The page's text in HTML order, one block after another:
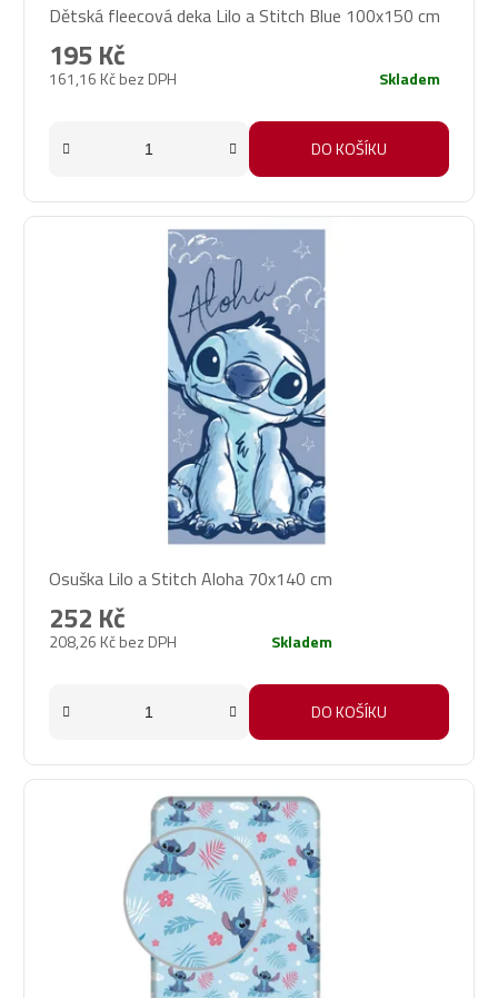
Dětská fleecová deka Lilo a Stitch Blue 100x150 cm
161,16 Kč bez DPH
195 Kč
Skladem
DO KOŠÍKU
Osuška Lilo a Stitch Aloha 70x140 cm
208,26 Kč bez DPH
252 Kč
Skladem
DO KOŠÍKU